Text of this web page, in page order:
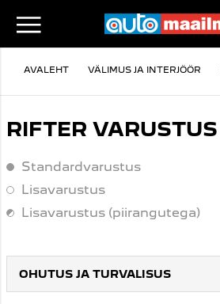
AVALEHT VÄLIMUS JA INTERJÖÖR
RIFTER VARUSTUS
Standardvarustus
Standardvarustus
Lisavarustus
Lisavarustus
Lisavarustus (piirangutega)
Lisavarustus (piirangutega)
OHUTUS JA TURVALISUS